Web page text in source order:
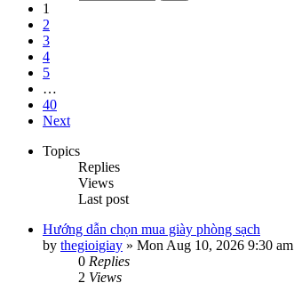
1
2
3
4
5
…
40
Next
Topics
Replies
Views
Last post
Hướng dẫn chọn mua giày phòng sạch
by thegioigiay » Mon Aug 10, 2026 9:30 am
0 Replies
2 Views